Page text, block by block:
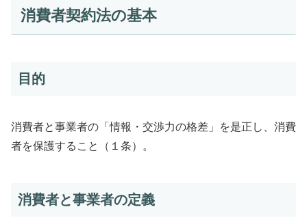
消費者契約法の基本
目的
消費者と事業者の「情報・交渉力の格差」を是正し、消費
者を保護すること（１条）。
消費者と事業者の定義